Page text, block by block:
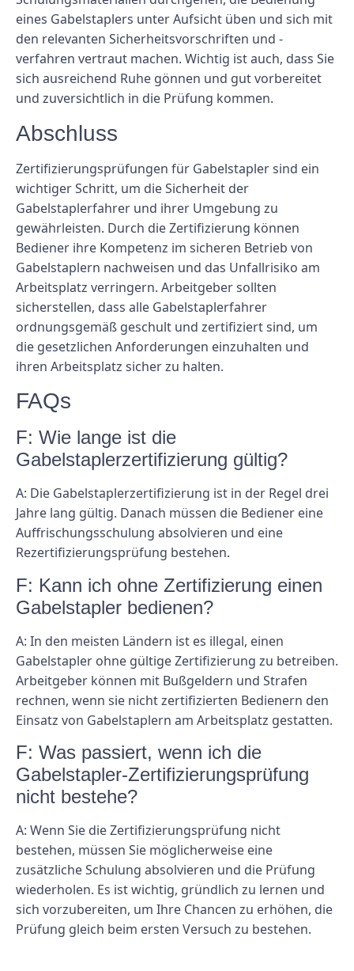
eines Gabelstaplers unter Aufsicht üben und sich mit
den relevanten Sicherheitsvorschriften und -
verfahren vertraut machen. Wichtig ist auch, dass Sie
sich ausreichend Ruhe gönnen und gut vorbereitet
und zuversichtlich in die Prüfung kommen.
Abschluss
Zertifizierungsprüfungen für Gabelstapler sind ein
wichtiger Schritt, um die Sicherheit der
Gabelstaplerfahrer und ihrer Umgebung zu
gewährleisten. Durch die Zertifizierung können
Bediener ihre Kompetenz im sicheren Betrieb von
Gabelstaplern nachweisen und das Unfallrisiko am
Arbeitsplatz verringern. Arbeitgeber sollten
sicherstellen, dass alle Gabelstaplerfahrer
ordnungsgemäß geschult und zertifiziert sind, um
die gesetzlichen Anforderungen einzuhalten und
ihren Arbeitsplatz sicher zu halten.
FAQs
F: Wie lange ist die
Gabelstaplerzertifizierung gültig?
A: Die Gabelstaplerzertifizierung ist in der Regel drei
Jahre lang gültig. Danach müssen die Bediener eine
Auffrischungsschulung absolvieren und eine
Rezertifizierungsprüfung bestehen.
F: Kann ich ohne Zertifizierung einen
Gabelstapler bedienen?
A: In den meisten Ländern ist es illegal, einen
Gabelstapler ohne gültige Zertifizierung zu betreiben.
Arbeitgeber können mit Bußgeldern und Strafen
rechnen, wenn sie nicht zertifizierten Bedienern den
Einsatz von Gabelstaplern am Arbeitsplatz gestatten.
F: Was passiert, wenn ich die
Gabelstapler-Zertifizierungsprüfung
nicht bestehe?
A: Wenn Sie die Zertifizierungsprüfung nicht
bestehen, müssen Sie möglicherweise eine
zusätzliche Schulung absolvieren und die Prüfung
wiederholen. Es ist wichtig, gründlich zu lernen und
sich vorzubereiten, um Ihre Chancen zu erhöhen, die
Prüfung gleich beim ersten Versuch zu bestehen.